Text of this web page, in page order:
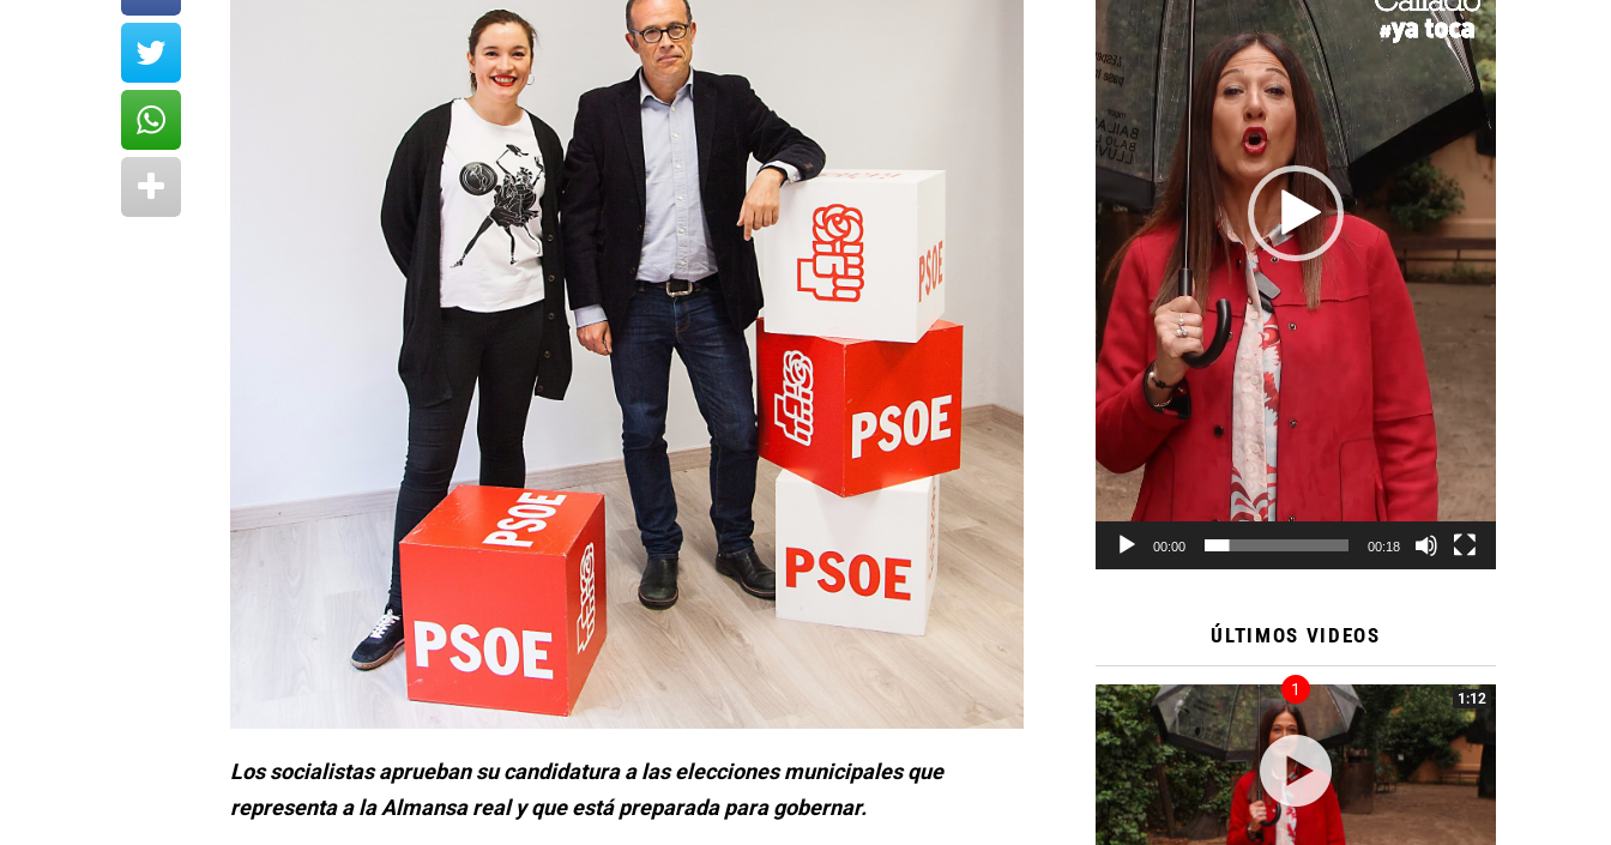
Los socialistas aprueban su candidatura a las elecciones municipales que
representa a la Almansa real y que está preparada para gobernar.
00:00 00:18
ÚLTIMOS VIDEOS
1:12